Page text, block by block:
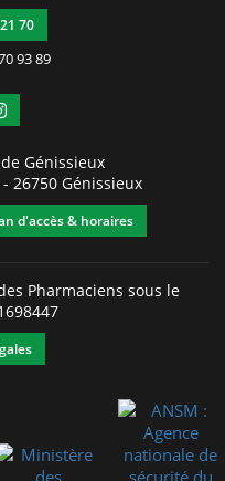
70
93 89
Génissieux
- 26750 Génissieux
d'accès & horaires
Pharmaciens sous le